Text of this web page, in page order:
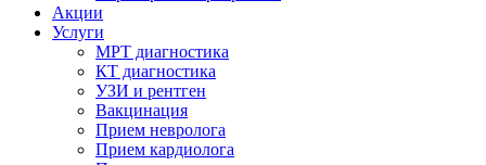
Акции
Услуги
МРТ диагностика
КТ диагностика
УЗИ и рентген
Вакцинация
Прием невролога
Прием кардиолога